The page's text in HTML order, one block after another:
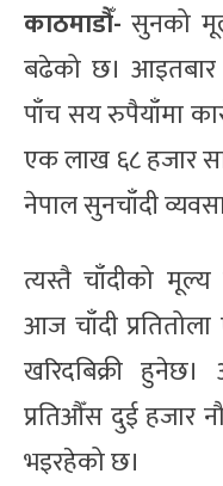
काठमाडौँ- सुनको
बढेको छ। आइतबार
पाँच सय रुपैयाँमा
एक लाख ६८ हजार
नेपाल सुनचाँदी
त्यस्तै चाँदीको
आज चाँदी
खरिदबिक्री हुनेछ।
प्रतिऔँस दुई हजार
भइरहेको छ।